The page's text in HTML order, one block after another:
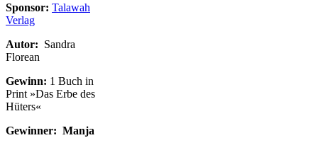
Sponsor: Talawah
Verlag
Autor: Sandra
Florean
Gewinn: 1 Buch in
Print »Das Erbe des
Hüters«
Gewinner: Manja